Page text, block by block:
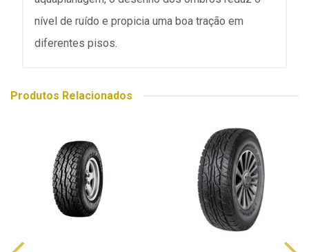
nível de ruído e propicia uma boa tração em
diferentes pisos.
Produtos Relacionados